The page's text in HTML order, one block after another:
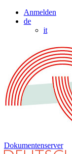
Anmelden
de
it
Dokumentenserver